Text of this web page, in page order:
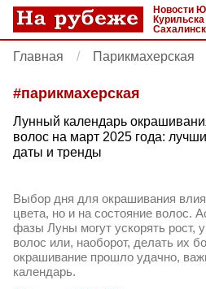
Новости
Курильска
Главная Парикмахерская
#парикмахерская
Лунный календарь
волос на март 2025 года:
даты и тренды
Выбор дня для окрашивания
цвета, но и на состояние волос.
фазы Луны могут ускорять рост,
волос или, наоборот, делать их
окрашивание прошло удачно,
календарь.